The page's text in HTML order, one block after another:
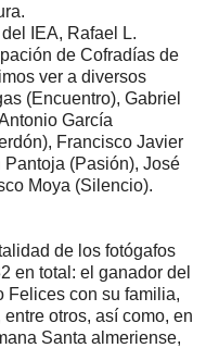
IEA, Rafael L.
de Cofradías de
ver a diversos
(Encuentro), Gabriel
García
Francisco Javier
(Pasión), José
Moya (Silencio).
de los fotógafos
en total: el ganador del
Felices con su familia,
otros, así como, en
Santa almeriense,